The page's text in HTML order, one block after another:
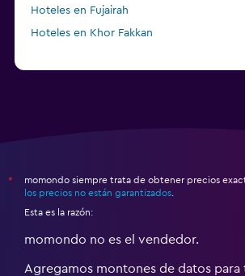
Hoteles en Fujairah
Hoteles en Khor Fakkan
*
momondo siempre trata de obtener precios
los precios no están garantizados
Esta es la razón:
momondo no es el vendedor.
Agregamos montones de datos para